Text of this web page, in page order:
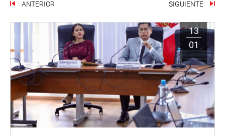
ANTERIOR SIGUIENTE
13
01